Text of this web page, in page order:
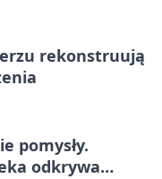
rekonstruują
pomysły.
odkrywa